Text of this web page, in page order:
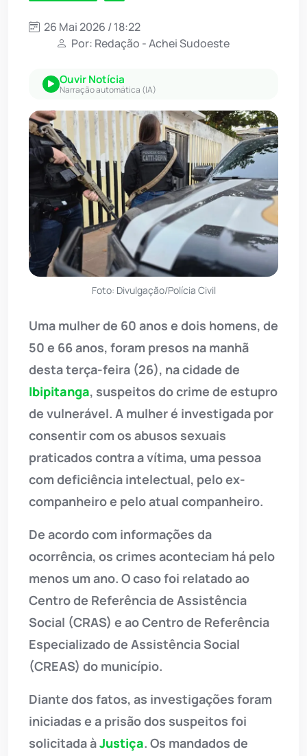
26 Mai 2026 / 18:22
Por: Redação - Achei Sudoeste
Ouvir Notícia
Narração automática (IA)
Foto: Divulgação/Polícia Civil
Uma mulher de 60 anos e dois homens, de
50 e 66 anos, foram presos na manhã
desta terça-feira (26), na cidade de
Ibipitanga, suspeitos do crime de estupro
de vulnerável. A mulher é investigada por
consentir com os abusos sexuais
praticados contra a vítima, uma pessoa
com deficiência intelectual, pelo ex-
companheiro e pelo atual companheiro.
De acordo com informações da
ocorrência, os crimes aconteciam há pelo
menos um ano. O caso foi relatado ao
Centro de Referência de Assistência
Social (CRAS) e ao Centro de Referência
Especializado de Assistência Social
(CREAS) do município.
Diante dos fatos, as investigações foram
iniciadas e a prisão dos suspeitos foi
solicitada àJustiça. Os mandados de